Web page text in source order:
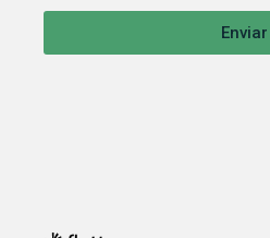
Enviar